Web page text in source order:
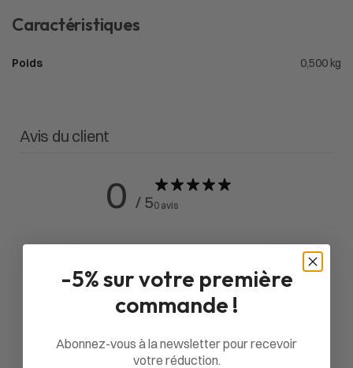
Caractéristiques
Poids 0,500 kg
Avis du client
0 / 50 avis
4
0%
-5% sur votre première
commande !
Abonnez-vous à la newsletter pour recevoir
votre réduction.